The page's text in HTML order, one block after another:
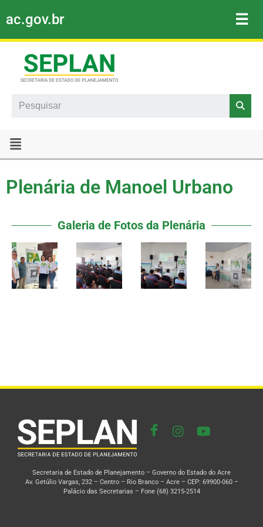
Pular
para
conteúdo
ac.gov.br ☰
Search
Plenária de Manoel Urbano
Galeria de Fotos da Plenária​
Secretaria de Estado de Planejamento – Governo do Estado do Acre
Av. Getúlio Vargas, 232 – Centro – Rio Branco – Acre – CEP: 69900-060 –
Palácio das Secretarias – Fone (68) 3215-2514